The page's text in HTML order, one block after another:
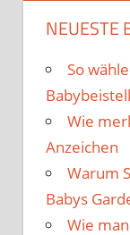
NEUESTE
So
Wie
Anzeichen
Warum
Babys
Wie